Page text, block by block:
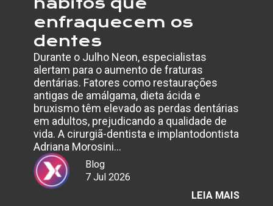
enfraquecem os
dentes
Durante o Julho Neon, especialistas
alertam para o aumento de fraturas
dentárias. Fatores como restaurações
antigas de amálgama, dieta ácida e
bruxismo têm elevado as perdas dentárias
em adultos, prejudicando a qualidade de
vida. A cirurgiã-dentista e implantodontista
Adriana Morosini…
Blog
7 Jul 2026
LEIA MAIS: